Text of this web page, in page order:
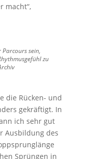
macht“,
Parcours sein,
zu
die Rücken- und
gekräftigt. In
ich sehr gut
Ausbildung des
Sprüngen in